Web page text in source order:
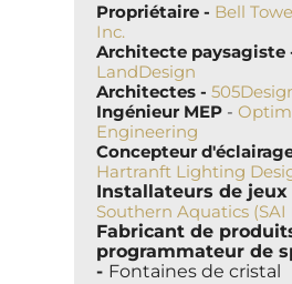
Propriétaire - Bell
Inc.
Architecte paysagiste
LandDesign
Architectes -
Ingénieur MEP -
Engineering
Concepteur
Hartranft Lighting
Installateurs de jeux
Southern Aquatics
Fabricant de
programmateur de
- Fontaines de cristal